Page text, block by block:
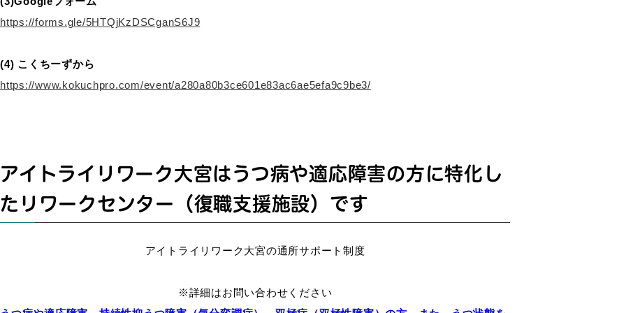
https://forms.gle/5HTQjKzDSCganS6J9
(4) こくちーずから
https://www.kokuchpro.com/event/a280a80b3ce601e83ac6ae5efa9c9be3/
アイトライリワーク大宮はうつ病や適応障害の方に特化し
たリワークセンター（復職支援施設）です
アイトライリワーク大宮の通所サポート制度
※詳細はお問い合わせください